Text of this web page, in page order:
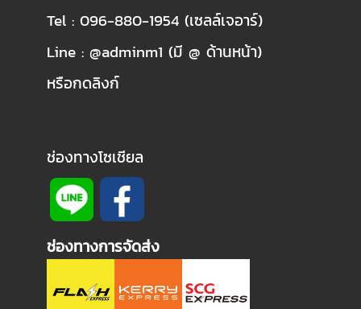
Tel : 096-880-1954 (เซลล์เจอาร์)
Line : @adminm1 (มี @ ด้านหน้า)
หรือกดลิงก์
ช่องทางโซเชียล
ช่องทางการจัดส่ง